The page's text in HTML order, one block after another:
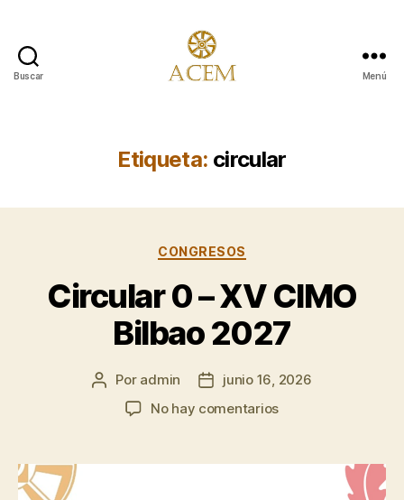
Buscar
Conservación
y
de
Molinos
Menú
Etiqueta: circular
Categorías
CONGRESOS
Circular 0 – XV CIMO
Bilbao 2027
Autor
Por admin
Fechajunio 16, 2026
No hay comentariosen
–